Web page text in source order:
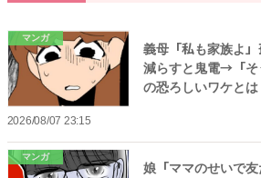
マンガ
義母「私も家族よ
減らすと鬼電→「そ
の恐ろしいワケと
2026/08/07 23:15
マンガ
娘「ママのせいで友